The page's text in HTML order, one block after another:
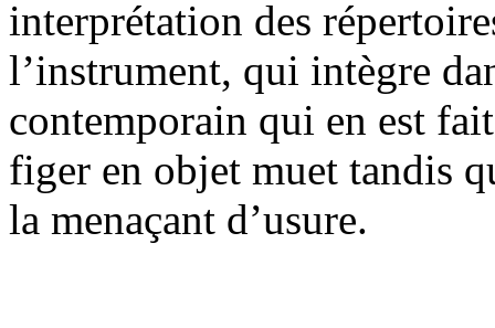
interprétation des
l’instrument, qui intègre
contemporain qui en est
figer en objet muet tandis
la menaçant d’usure.